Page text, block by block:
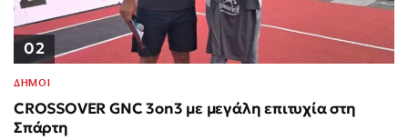
02
ΔΗΜΟΙ
CROSSOVER GNC 3on3 με μεγάλη επιτυχία στη
Σπάρτη